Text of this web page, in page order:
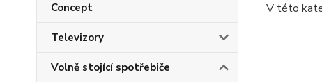
Concept
Televizory
Volně stojící spotřebiče
V této